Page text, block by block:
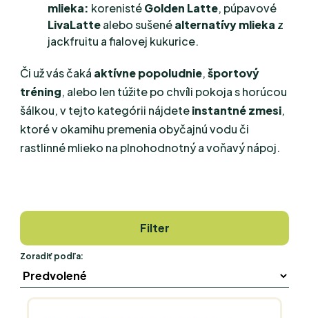
mlieka: korenistéGolden Latte, púpavové
LivaLattealebo sušenéalternatívy mlieka z
jackfruitu a fialovej kukurice.
Či už vás čaká aktívne popoludnie,športový
tréning, alebo len túžite po chvíli pokoja s horúcou
šálkou, v tejto kategórii nájdeteinstantné zmesi,
ktoré v okamihu premenia obyčajnú vodu či
rastlinné mlieko na plnohodnotný a voňavý nápoj.
Filter
Zoradiť podľa: